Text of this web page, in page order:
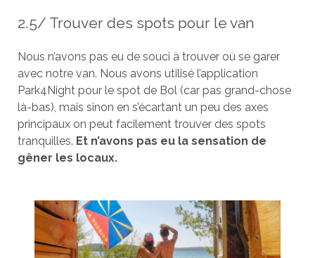
2.5/ Trouver des spots pour le van
Nous n’avons pas eu de souci à trouver où se garer
avec notre van. Nous avons utilisé l’application
Park4Night pour le spot de Bol (car pas grand-chose
là-bas), mais sinon en s’écartant un peu des axes
principaux on peut facilement trouver des spots
tranquilles. Et n’avons pas eu la sensation de
gêner les locaux.